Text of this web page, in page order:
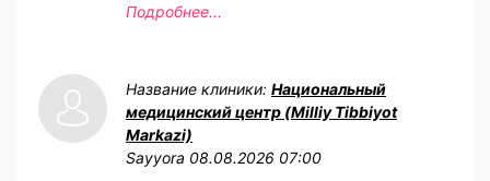
Подробнее...
Название клиники: Национальный
медицинский центр (Milliy Tibbiyot
Markazi)
Sayyora 08.08.2026 07:00